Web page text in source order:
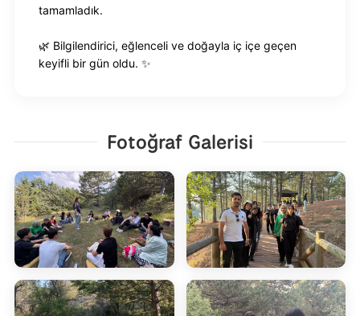
tamamladık.
🌿 Bilgilendirici, eğlenceli ve doğayla iç içe geçen
keyifli bir gün oldu. ✨
Fotoğraf Galerisi